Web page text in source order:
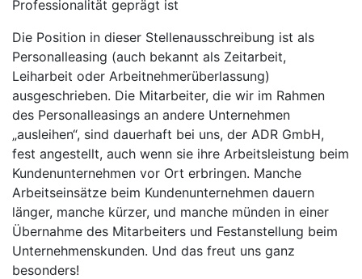
Professionalität geprägt ist
Die Position in dieser Stellenausschreibung ist als
Personalleasing (auch bekannt als Zeitarbeit,
Leiharbeit oder Arbeitnehmerüberlassung)
ausgeschrieben. Die Mitarbeiter, die wir im Rahmen
des Personalleasings an andere Unternehmen
„ausleihen“, sind dauerhaft bei uns, der ADR GmbH,
fest angestellt, auch wenn sie ihre Arbeitsleistung beim
Kundenunternehmen vor Ort erbringen. Manche
Arbeitseinsätze beim Kundenunternehmen dauern
länger, manche kürzer, und manche münden in einer
Übernahme des Mitarbeiters und Festanstellung beim
Unternehmenskunden. Und das freut uns ganz
besonders!